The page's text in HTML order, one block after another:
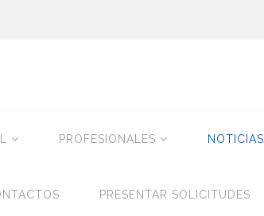
PROFESIONALES NOTICIAS
PRESENTAR SOLICITUDES